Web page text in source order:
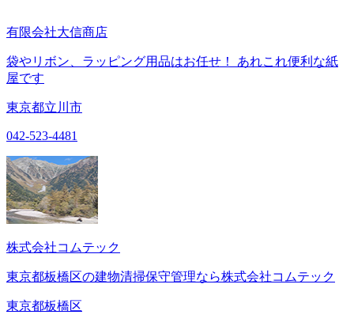
有限会社大信商店
袋やリボン、ラッピング用品はお任せ！ あれこれ便利な紙
屋です
東京都立川市
042-523-4481
株式会社コムテック
東京都板橋区の建物清掃保守管理なら株式会社コムテック
東京都板橋区